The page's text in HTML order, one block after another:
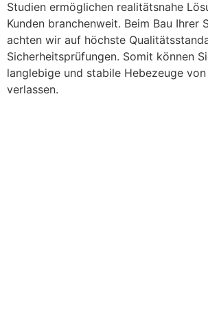
Studien ermöglichen realitätsnahe
Kunden branchenweit. Beim Bau Ihrer
achten wir auf höchste
Sicherheitsprüfungen. Somit können
langlebige und stabile Hebezeuge
verlassen.